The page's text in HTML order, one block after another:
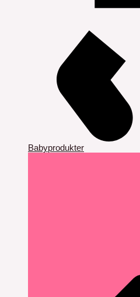
Babyprodukter